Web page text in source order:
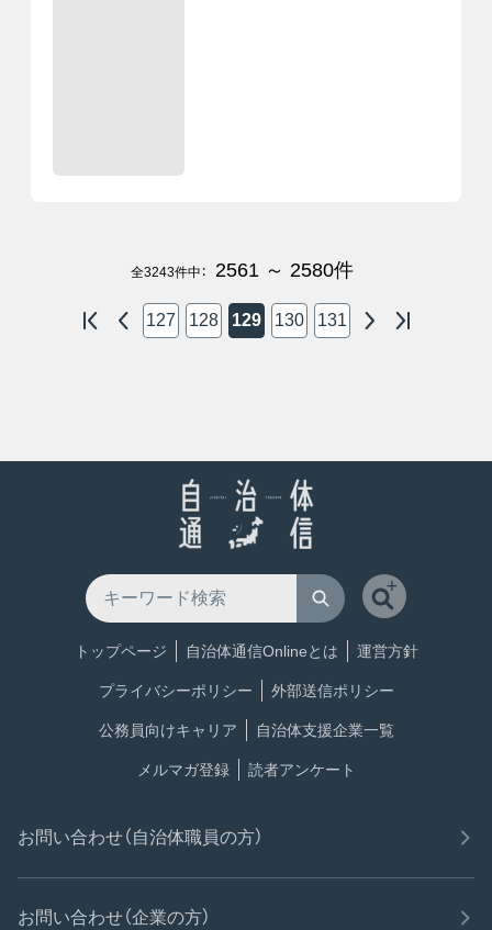
全3243件中： 2561 ～ 2580件
127 128 129 130 131
トップページ 自治体通信Onlineとは 運営方針
プライバシーポリシー 外部送信ポリシー
公務員向けキャリア 自治体支援企業一覧
メルマガ登録 読者アンケート
お問い合わせ（自治体職員の方）
お問い合わせ（企業の方）